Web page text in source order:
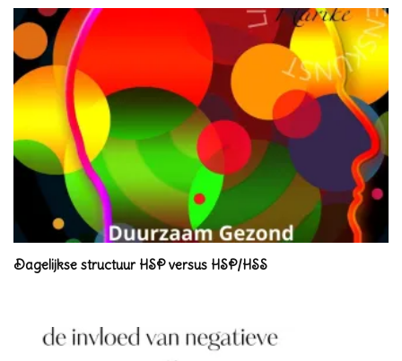
Dagelijkse structuur HSP versus HSP/HSS